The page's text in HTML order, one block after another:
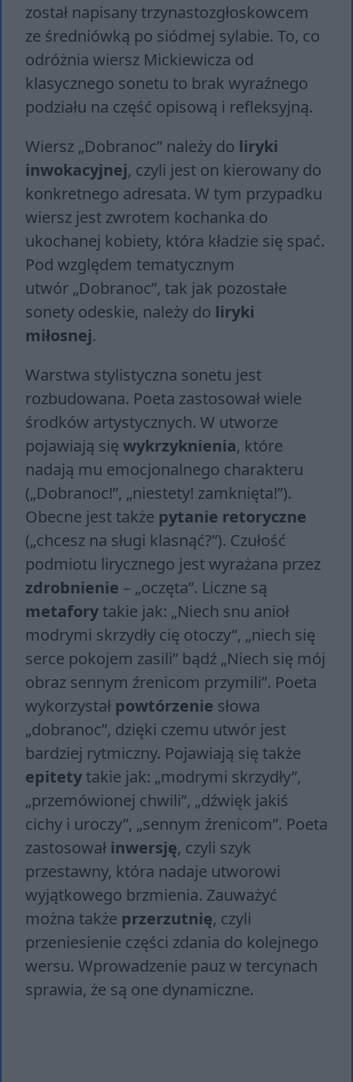
został napisany trzynastozgłoskowcem
ze średniówką po siódmej sylabie. To, co
odróżnia wiersz Mickiewicza od
klasycznego sonetu to brak wyraźnego
podziału na część opisową i refleksyjną.
Wiersz „Dobranoc” należy do liryki
inwokacyjnej, czyli jest on kierowany do
konkretnego adresata. W tym przypadku
wiersz jest zwrotem kochanka do
ukochanej kobiety, która kładzie się spać.
Pod względem tematycznym
utwór „Dobranoc”, tak jak pozostałe
sonety odeskie, należy do liryki
miłosnej.
Warstwa stylistyczna sonetu jest
rozbudowana. Poeta zastosował wiele
środków artystycznych. W utworze
pojawiają się wykrzyknienia, które
nadają mu emocjonalnego charakteru
(„Dobranoc!”, „niestety! zamknięta!”).
Obecne jest także pytanie retoryczne
(„chcesz na sługi klasnąć?”). Czułość
podmiotu lirycznego jest wyrażana przez
zdrobnienie – „oczęta”. Liczne są
metafory takie jak: „Niech snu anioł
modrymi skrzydły cię otoczy”, „niech się
serce pokojem zasili” bądź „Niech się mój
obraz sennym źrenicom przymili”. Poeta
wykorzystał powtórzenie słowa
„dobranoc”, dzięki czemu utwór jest
bardziej rytmiczny. Pojawiają się także
epitety takie jak: „modrymi skrzydły”,
„przemówionej chwili”, „dźwięk jakiś
cichy i uroczy”, „sennym źrenicom”. Poeta
zastosował inwersję, czyli szyk
przestawny, która nadaje utworowi
wyjątkowego brzmienia. Zauważyć
można także przerzutnię, czyli
przeniesienie części zdania do kolejnego
wersu. Wprowadzenie pauz w tercynach
sprawia, że są one dynamiczne.